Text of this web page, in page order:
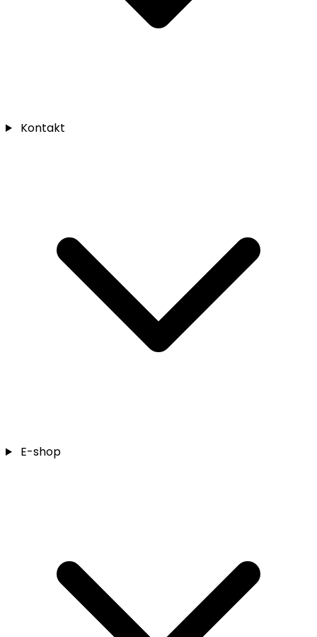
Kontakt
E-shop